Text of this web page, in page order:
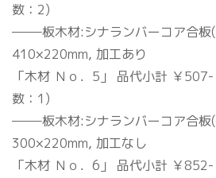
数：2)
——–板木材:シナランバーコア合板
410×220mm, 加工あり
「木材 Ｎｏ．5」 品代小計 ￥
数：1)
——–板木材:シナランバーコア合板
300×220mm, 加工なし
「木材 Ｎｏ．6」 品代小計 ￥